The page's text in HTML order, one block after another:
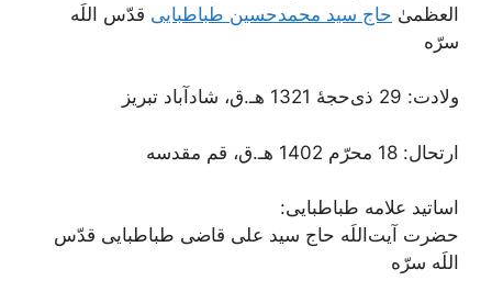
العظمیٰ حاج سید محمدحسین طباطبایی قدّس اللَه
سرّه
ولادت: 29 ذی‌حجۀ 1321 هـ.ق، شادآباد تبریز
ارتحال: 18 محرّم‌ 1402 هـ.ق، قم مقدسه
اساتید علامه طباطبایی:
حضرت آیت‌اللَه حاج سید علی قاضی طباطبایی قدّس
اللَه سرّه